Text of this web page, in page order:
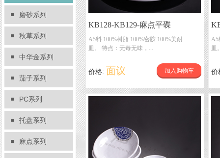
磨砂系列
秋草系列
中华金系列
茄子系列
PC系列
托盘系列
麻点系列
KB128-KB129-麻点平碟
A5料 100%树脂 100%密胺 100%美耐
皿。 特点：无毒无味，...
价格: 面议 加入购物车
A5
皿